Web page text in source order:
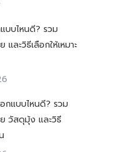
บบไหนดี? รวม
และวิธีเลือกให้เหมาะ
กแบบไหนดี? รวม
วัสดุมุ้ง และวิธี